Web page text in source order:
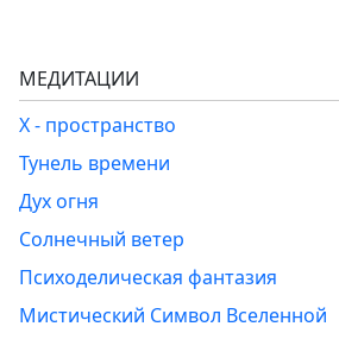
МЕДИТАЦИИ
Х - пространство
Тунель времени
Дух огня
Солнечный ветер
Психоделическая фантазия
Мистический Символ Вселенной